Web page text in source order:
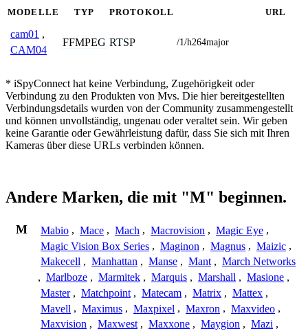
MODELLE TYP PROTOKOLL URL
cam01 ,
CAM04
FFMPEG RTSP /1/h264major
* iSpyConnect hat keine Verbindung, Zugehörigkeit oder
Verbindung zu den Produkten von Mvs. Die hier bereitgestellten
Verbindungsdetails wurden von der Community zusammengestellt
und können unvollständig, ungenau oder veraltet sein. Wir geben
keine Garantie oder Gewährleistung dafür, dass Sie sich mit Ihren
Kameras über diese URLs verbinden können.
Andere Marken, die mit "M" beginnen.
M Mabio , Mace , Mach , Macrovision , Magic Eye ,
Magic Vision Box Series , Maginon , Magnus , Maizic ,
Makecell , Manhattan , Manse , Mant , March Networks
, Marlboze , Marmitek , Marquis , Marshall , Masione ,
Master , Matchpoint , Matecam , Matrix , Mattex ,
Mavell , Maximus , Maxpixel , Maxron , Maxvideo ,
Maxvision , Maxwest , Maxxone , Maygion , Mazi ,